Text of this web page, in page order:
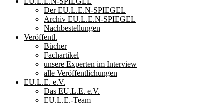
Der EU.L.E.N-SPIEGEL
Archiv EU.L.E.N-SPIEGEL
Nachbestellungen
Veröffentl.
Bücher
Fachartikel
unsere Experten im Interview
alle Veröffentlichungen
EU.L.E. e.V.
Das EU.L.E. e.V.
EU.L.E.-Team